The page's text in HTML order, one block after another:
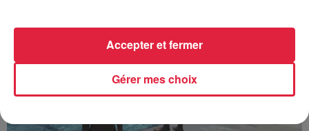
Gérer mes choix
Accepter et fermer